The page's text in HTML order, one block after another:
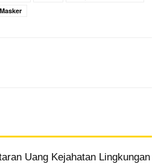
Masker
Uang Kejahatan Lingkungan